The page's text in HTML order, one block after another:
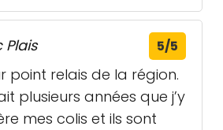
Plais 5/5
point relais de la région.
plusieurs années que j’y
mes colis et ils sont